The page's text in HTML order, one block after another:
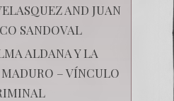
AND JUAN
SANDOVAL
ALDANA Y LA
– VÍNCULO